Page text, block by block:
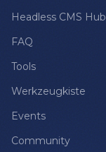
Headless CMS Hub
FAQ
Tools
Werkzeugkiste
Events
Community